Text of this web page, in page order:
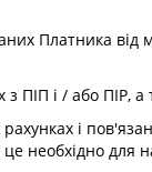
Платника від
ПІП і / або ПІР,
і
необхідно для